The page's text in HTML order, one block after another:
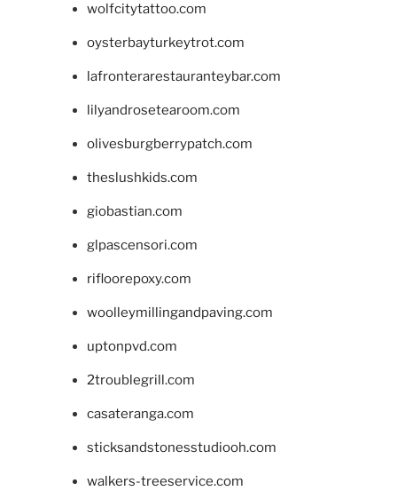
wolfcitytattoo.com
oysterbayturkeytrot.com
lafronterarestauranteybar.com
lilyandrosetearoom.com
olivesburgberrypatch.com
theslushkids.com
giobastian.com
glpascensori.com
rifloorepoxy.com
woolleymillingandpaving.com
uptonpvd.com
2troublegrill.com
casateranga.com
sticksandstonesstudiooh.com
walkers-treeservice.com